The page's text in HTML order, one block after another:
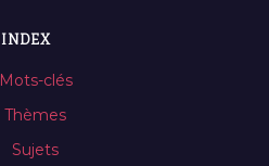
INDEX
Mots-clés
Thèmes
Sujets